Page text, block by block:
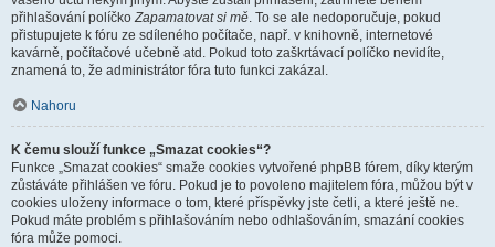
přihlašování políčkoZapamatovat si mě. To se ale nedoporučuje, pokud
přistupujete k fóru ze sdíleného počítače, např. v knihovně, internetové
kavárně, počítačové učebně atd. Pokud toto zaškrtávací políčko nevidíte,
znamená to, že administrátor fóra tuto funkci zakázal.
Nahoru
K čemu slouží funkce „Smazat cookies“?
Funkce „Smazat cookies“ smaže cookies vytvořené phpBB fórem, díky kterým
zůstáváte přihlášen ve fóru. Pokud je to povoleno majitelem fóra, můžou být v
cookies uloženy informace o tom, které příspěvky jste četli, a které ještě ne.
Pokud máte problém s přihlašováním nebo odhlašováním, smazání cookies
fóra může pomoci.